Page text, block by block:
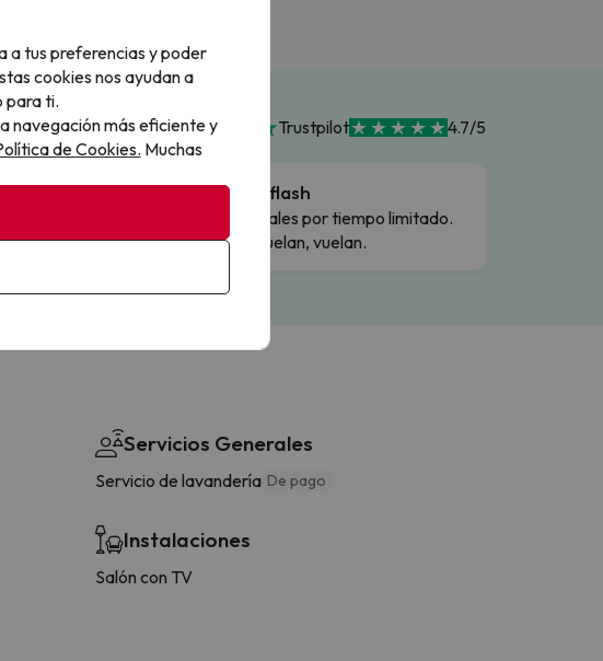
Trustpilot 4.7/5
tu viaje.
luego.
Ofertas flash
Precios reales por tiempo limitado.
Cuando vuelan, vuelan.
Servicios Generales
Servicio de lavandería De pago
Instalaciones
Salón con TV
a tus preferencias y poder
cookies nos ayudan a
para ti.
navegación más eficiente y
de Cookies. Muchas